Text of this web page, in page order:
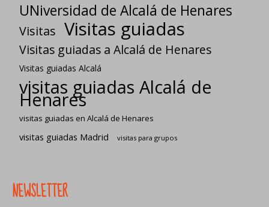
UNiversidad de Alcalá de Henares
Visitas Visitas guiadas
Visitas guiadas a Alcalá de Henares
Visitas guiadas Alcalá
visitas guiadas Alcalá de
Henares
visitas guiadas en Alcalá de Henares
visitas guiadas Madrid visitas para grupos
NEWSLETTER